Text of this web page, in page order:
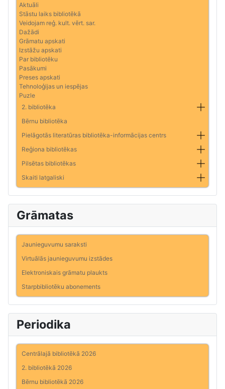
Aktuāli
Stāstu laiks bibliotēkā
Veidojam reģ. kult. vērt. sar.
Dažādi
Grāmatu apskati
Izstāžu apskati
Par bibliotēku
Pasākumi
Preses apskati
Tehnoloģijas un iespējas
Puzle
2. bibliotēka
Bērnu bibliotēka
Pielāgotās literatūras bibliotēka-informācijas centrs
Reģiona bibliotēkas
Pilsētas bibliotēkas
Skaiti latgaliski
Grāmatas
Jaunieguvumu saraksti
Virtuālās jaunieguvumu izstādes
Elektroniskais grāmatu plaukts
Starpbibliotēku abonements
Periodika
Centrālajā bibliotēkā 2026
2. bibliotēkā 2026
Bērnu bibliotēkā 2026